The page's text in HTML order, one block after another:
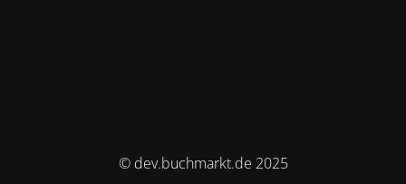
© dev.buchmarkt.de 2025